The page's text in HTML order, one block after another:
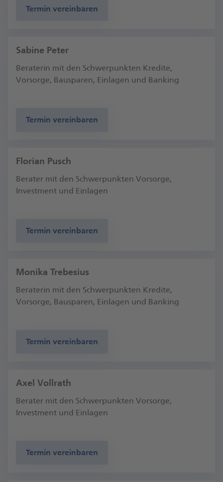
Termin vereinbaren
Sabine Peter
Beraterin mit den Schwerpunkten Kredite,
Vorsorge, Bausparen, Einlagen und Banking
Termin vereinbaren
Florian Pusch
Berater mit den Schwerpunkten Vorsorge,
Investment und Einlagen
Termin vereinbaren
Monika Trebesius
Beraterin mit den Schwerpunkten Kredite,
Vorsorge, Bausparen, Einlagen und Banking
Termin vereinbaren
Axel Vollrath
Berater mit den Schwerpunkten Vorsorge,
Investment und Einlagen
Termin vereinbaren